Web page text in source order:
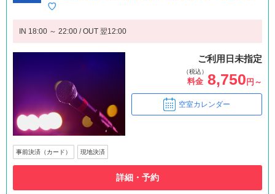
♡
IN 18:00 ～ 22:00 / OUT 翌12:00
ご利用日未指定
（税込）
料金 8,750円～
空室カレンダー
事前決済（カード） 現地決済
詳細・予約